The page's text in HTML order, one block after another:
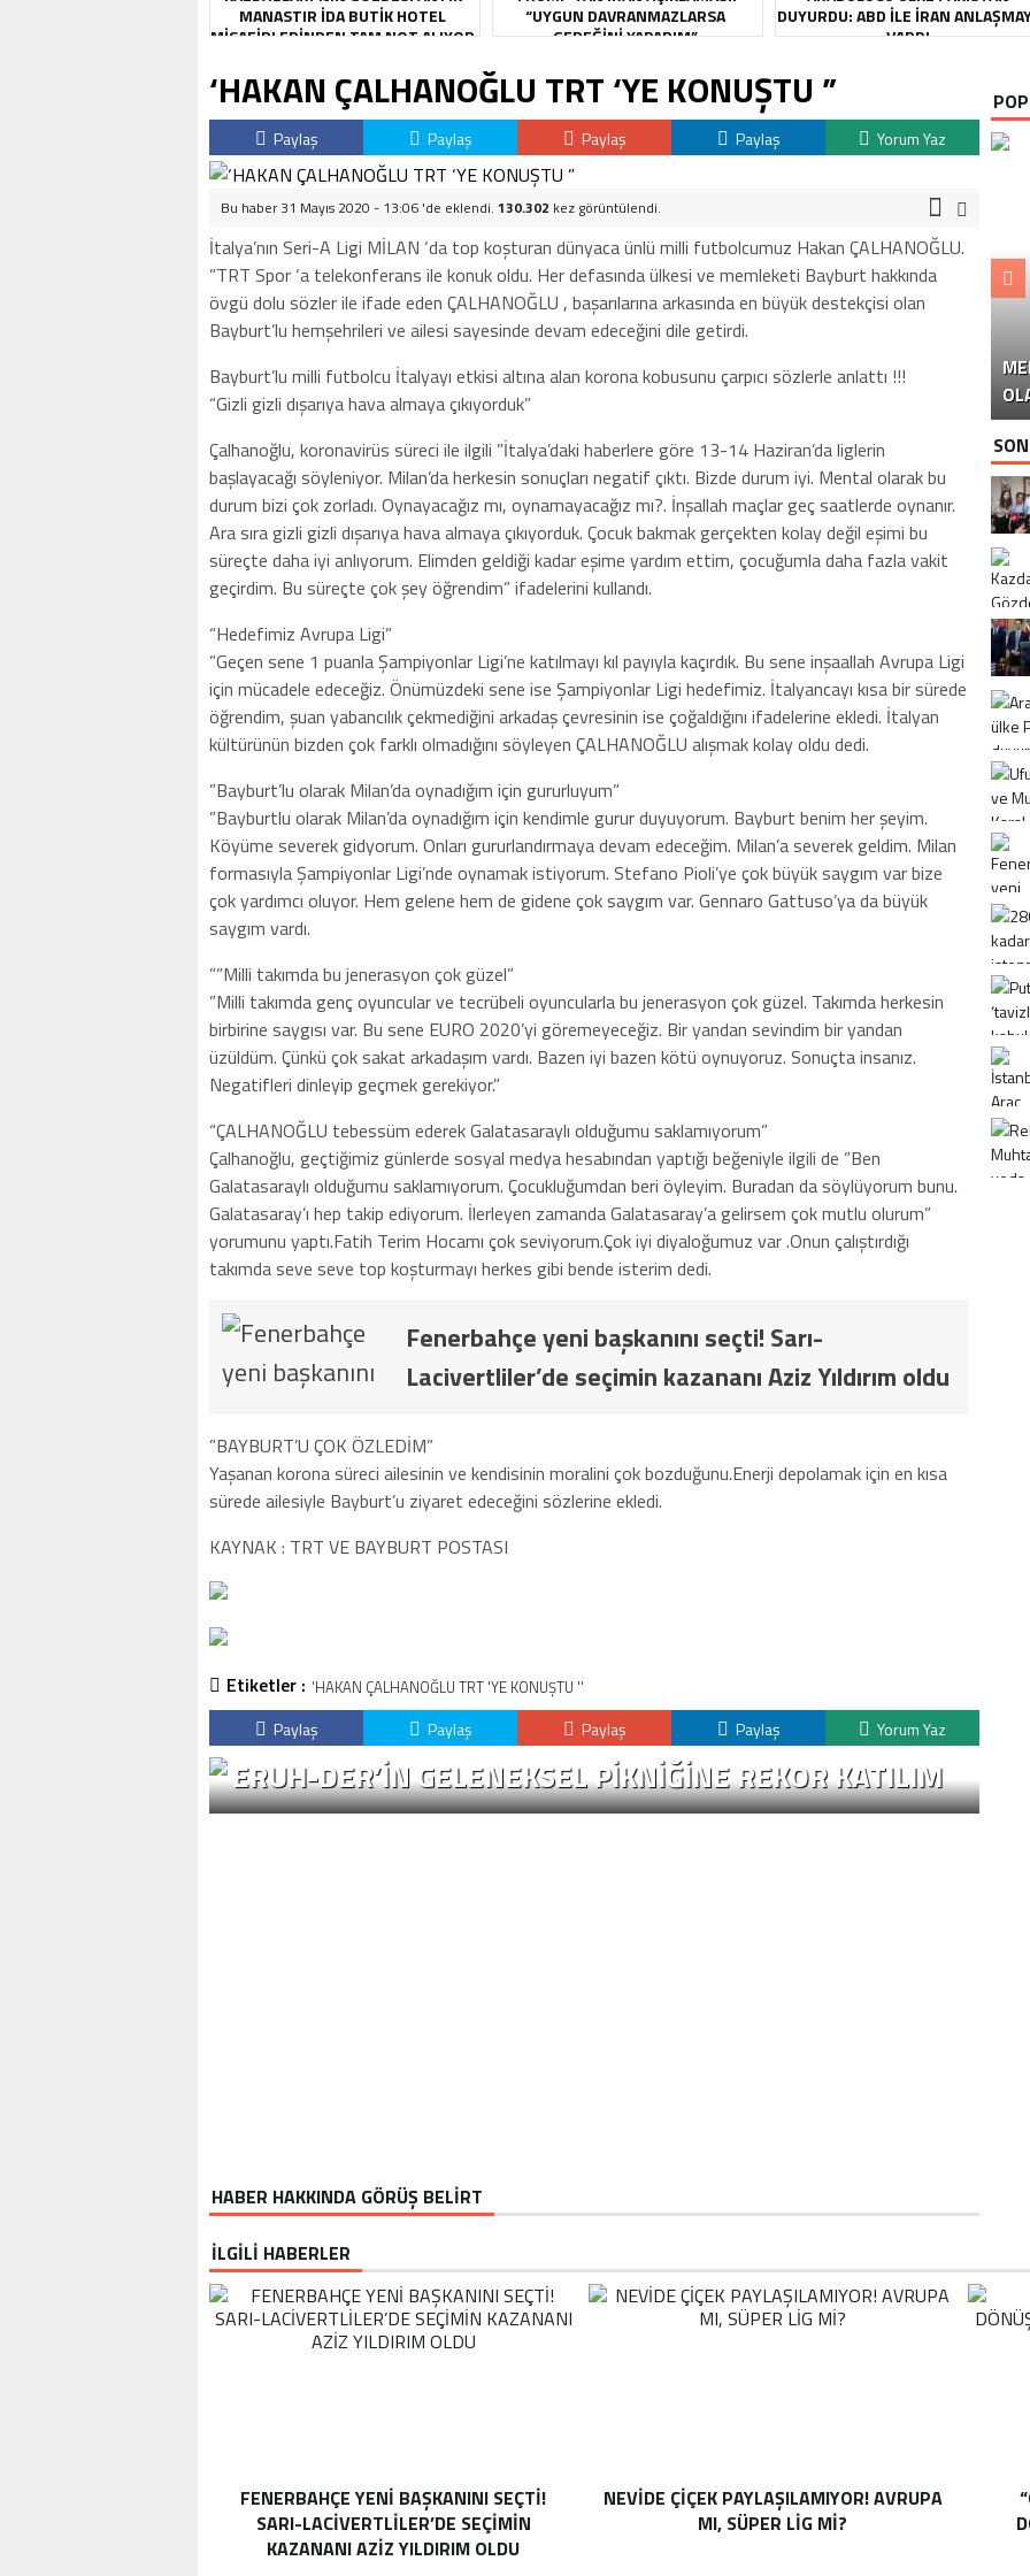
MANASTIR İDA BUTIK HOTEL
MISAFIRLERINDEN TAM NOT ALIYOR
“UYGUN DAVRANMAZLARSA
GEREĞINI YAPARIM”
DUYURDU: ABD ILE İRAN
VARDI
‘HAKAN ÇALHANOĞLU TRT ‘YE KONUŞTU ”
Paylaş Paylaş Paylaş Paylaş Yorum Yaz
Bu haber 31 Mayıs 2020 - 13:06 'de eklendi. 130.302 kez görüntülendi.
İtalya’nın Seri-A Ligi MİLAN ‘da top koşturan dünyaca ünlü milli futbolcumuz Hakan ÇALHANOĞLU.
”TRT Spor ‘a telekonferans ile konuk oldu. Her defasında ülkesi ve memleketi Bayburt hakkında
övgü dolu sözler ile ifade eden ÇALHANOĞLU , başarılarına arkasında en büyük destekçisi olan
Bayburt’lu hemşehrileri ve ailesi sayesinde devam edeceğini dile getirdi.
Bayburt’lu milli futbolcu İtalyayı etkisi altına alan korona kobusunu çarpıcı sözlerle anlattı !!!
“Gizli gizli dışarıya hava almaya çıkıyorduk”
Çalhanoğlu, koronavirüs süreci ile ilgili ”İtalya’daki haberlere göre 13-14 Haziran’da liglerin
başlayacağı söyleniyor. Milan’da herkesin sonuçları negatif çıktı. Bizde durum iyi. Mental olarak bu
durum bizi çok zorladı. Oynayacağız mı, oynamayacağız mı?. İnşallah maçlar geç saatlerde oynanır.
Ara sıra gizli gizli dışarıya hava almaya çıkıyorduk. Çocuk bakmak gerçekten kolay değil eşimi bu
süreçte daha iyi anlıyorum. Elimden geldiği kadar eşime yardım ettim, çocuğumla daha fazla vakit
geçirdim. Bu süreçte çok şey öğrendim” ifadelerini kullandı.
“Hedefimiz Avrupa Ligi”
”Geçen sene 1 puanla Şampiyonlar Ligi’ne katılmayı kıl payıyla kaçırdık. Bu sene inşaallah Avrupa Ligi
için mücadele edeceğiz. Önümüzdeki sene ise Şampiyonlar Ligi hedefimiz. İtalyancayı kısa bir sürede
öğrendim, şuan yabancılık çekmediğini arkadaş çevresinin ise çoğaldığını ifadelerine ekledi. İtalyan
kültürünün bizden çok farklı olmadığını söyleyen ÇALHANOĞLU alışmak kolay oldu dedi.
”Bayburt’lu olarak Milan’da oynadığım için gururluyum”
”Bayburtlu olarak Milan’da oynadığım için kendimle gurur duyuyorum. Bayburt benim her şeyim.
Köyüme severek gidyorum. Onları gururlandırmaya devam edeceğim. Milan’a severek geldim. Milan
formasıyla Şampiyonlar Ligi’nde oynamak istiyorum. Stefano Pioli’ye çok büyük saygım var bize
çok yardımcı oluyor. Hem gelene hem de gidene çok saygım var. Gennaro Gattuso’ya da büyük
saygım vardı.
””Milli takımda bu jenerasyon çok güzel”
”Milli takımda genç oyuncular ve tecrübeli oyuncularla bu jenerasyon çok güzel. Takımda herkesin
birbirine saygısı var. Bu sene EURO 2020’yi göremeyeceğiz. Bir yandan sevindim bir yandan
üzüldüm. Çünkü çok sakat arkadaşım vardı. Bazen iyi bazen kötü oynuyoruz. Sonuçta insanız.
Negatifleri dinleyip geçmek gerekiyor.”
“ÇALHANOĞLU tebessüm ederek Galatasaraylı olduğumu saklamıyorum”
Çalhanoğlu, geçtiğimiz günlerde sosyal medya hesabından yaptığı beğeniyle ilgili de ”Ben
Galatasaraylı olduğumu saklamıyorum. Çocukluğumdan beri öyleyim. Buradan da söylüyorum bunu.
Galatasaray’ı hep takip ediyorum. İlerleyen zamanda Galatasaray’a gelirsem çok mutlu olurum”
yorumunu yaptı.Fatih Terim Hocamı çok seviyorum.Çok iyi diyaloğumuz var .Onun çalıştırdığı
takımda seve seve top koşturmayı herkes gibi bende isterim dedi.
Fenerbahçe yeni başkanını seçti! Sarı-
Lacivertliler’de seçimin kazananı Aziz Yıldırım oldu
”BAYBURT’U ÇOK ÖZLEDİM”
Yaşanan korona süreci ailesinin ve kendisinin moralini çok bozduğunu.Enerji depolamak için en kısa
sürede ailesiyle Bayburt’u ziyaret edeceğini sözlerine ekledi.
KAYNAK : TRT VE BAYBURT POSTASI
Etiketler : 'HAKAN ÇALHANOĞLU TRT 'YE KONUŞTU ''
Paylaş Paylaş Paylaş Paylaş Yorum Yaz
ERUH-DER’IN GELENEKSEL PIKNIĞINE REKOR KATILIM
HABER HAKKINDA GÖRÜŞ BELİRT
İLGİLİ HABERLER
FENERBAHÇE YENI BAŞKANINI SEÇTI!
SARI-LACIVERTLILER’DE SEÇIMIN
KAZANANI AZIZ YILDIRIM OLDU
NEVIDE ÇIÇEK PAYLAŞILAMIYOR! AVRUPA
MI, SÜPER LIG MI?